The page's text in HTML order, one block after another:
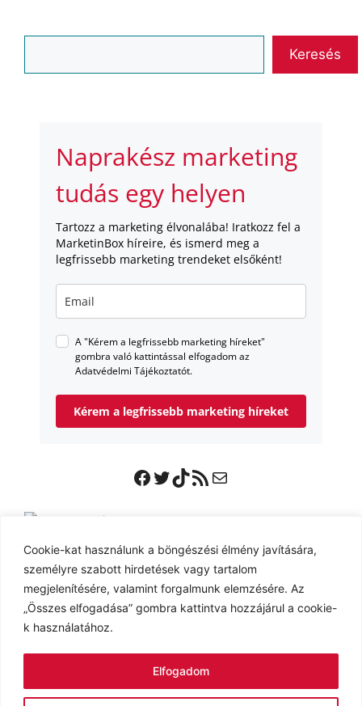
Cookie-kat használunk a böngészési élmény javítására,
személyre szabott hirdetések vagy tartalom
megjelenítésére, valamint forgalmunk elemzésére. Az
„Összes elfogadása” gombra kattintva hozzájárul a cookie-
k használatához.
Elfogadom
Keresés
Naprakész marketing
tudás egy helyen
Tartozz a marketing élvonalába! Iratkozz fel a
MarketinBox híreire, és ismerd meg a
legfrissebb marketing trendeket elsőként!
A "Kérem a legfrissebb marketing híreket"
gombra való kattintással elfogadom az
Adatvédelmi Tájékoztatót.
Kérem a legfrissebb marketing híreket
Facebook
Twitter
TikTok
RSS Feed
Mail
Adatvédelmi tájékoztató
Impresszum
Kapcsolat